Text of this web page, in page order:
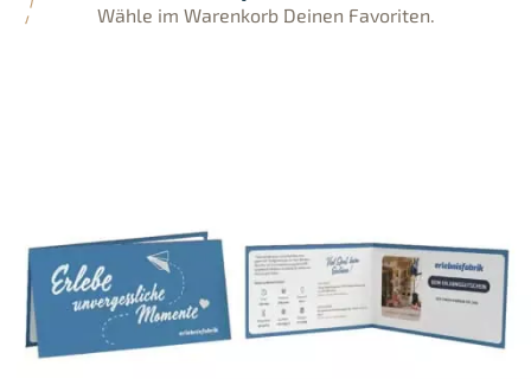
Wähle im Warenkorb Deinen Favoriten.